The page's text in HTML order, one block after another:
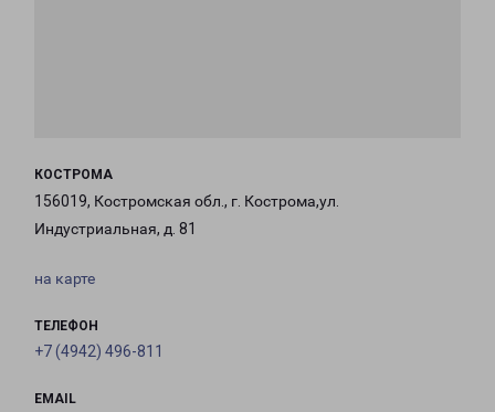
КОСТРОМА
156019, Костромская обл., г. Кострома,ул.
Индустриальная, д. 81
на карте
ТЕЛЕФОН
+7 (4942) 496-811
EMAIL